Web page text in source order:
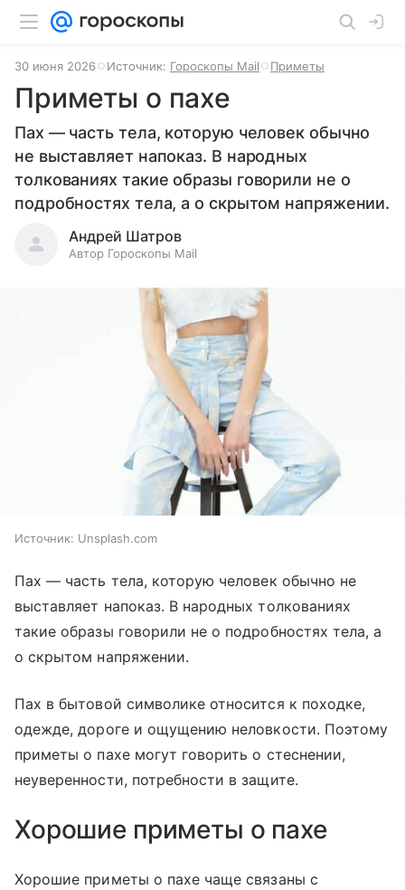
30 июня 2026 Источник: Гороскопы Mail Приметы
Приметы о пахе
Пах — часть тела, которую человек обычно
не выставляет напоказ. В народных
толкованиях такие образы говорили не о
подробностях тела, а о скрытом напряжении.
Андрей Шатров
Автор Гороскопы Mail
Источник: Unsplash.com
Пах — часть тела, которую человек обычно не
выставляет напоказ. В народных толкованиях
такие образы говорили не о подробностях тела, а
о скрытом напряжении.
Пах в бытовой символике относится к походке,
одежде, дороге и ощущению неловкости. Поэтому
приметы о пахе могут говорить о стеснении,
неуверенности, потребности в защите.
Хорошие приметы о пахе
Хорошие приметы о пахе чаще связаны с